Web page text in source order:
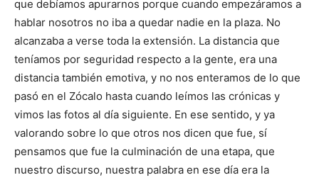
que debíamos apurarnos porque cuando empezáramos a
hablar nosotros no iba a quedar nadie en la plaza. No
alcanzaba a verse toda la extensión. La distancia que
teníamos por seguridad respecto a la gente, era una
distancia también emotiva, y no nos enteramos de lo que
pasó en el Zócalo hasta cuando leímos las crónicas y
vimos las fotos al día siguiente. En ese sentido, y ya
valorando sobre lo que otros nos dicen que fue, sí
pensamos que fue la culminación de una etapa, que
nuestro discurso, nuestra palabra en ese día era la